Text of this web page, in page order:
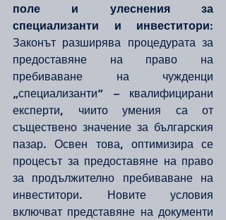
поле и улеснения за
специализанти и инвеститори:
Законът разширява процедурата за
предоставяне на право на
пребиваване на чужденци
„специализанти“ – квалифицирани
експерти, чиито умения са от
съществено значение за българския
пазар. Освен това, оптимизира се
процесът за предоставяне на право
за продължително пребиваване на
инвеститори. Новите условия
включват представяне на документи